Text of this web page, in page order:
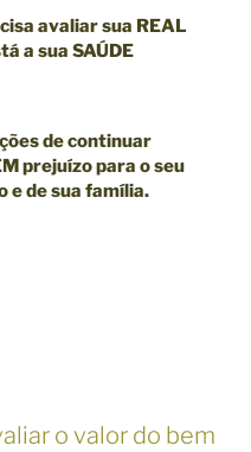
avaliar sua REAL
a sua SAÚDE
de continuar
prejuízo para o seu
e de sua família.
o valor do bem